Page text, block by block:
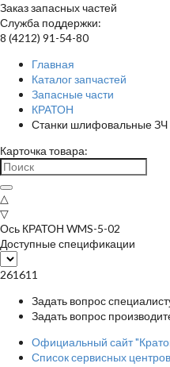
Заказ запасных частей
Служба поддержки:
8 (4212) 91-54-80
Главная
Каталог запчастей
Запасные части
КРАТОН
Станки шлифовальные ЗЧ
Карточка товара:
△
▽
Ось КРАТОН WMS-5-02
Доступные спецификации
261611
Задать вопрос
Задать вопрос
Официальный сайт
Список сервисных центров